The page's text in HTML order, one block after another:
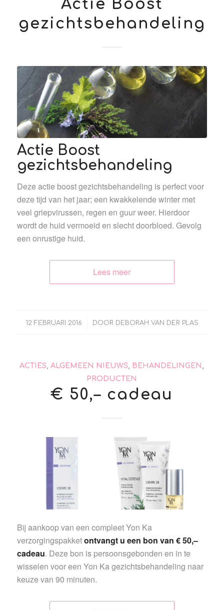
Actie Boost
gezichtsbehandeling
Actie Boost
gezichtsbehandeling
Deze actie boost gezichtsbehandeling is perfect voor
deze tijd van het jaar; een kwakkelende winter met
veel griepvirussen, regen en guur weer. Hierdoor
wordt de huid vermoeid en slecht doorbloed. Gevolg
een onrustige huid.
Lees meer
12 FEBRUARI 2016
/ DOOR DEBORAH VAN DER PLAS
ACTIES ,ALGEMEEN NIEUWS BEHANDELINGEN
PRODUCTEN
€ 50,– cadeau
Bij aankoop van een compleet Yon Ka
verzorgingspakketontvangt u een bon van € 50,–
cadeau. Deze bon is persoonsgebonden en in te
wisselen voor een Yon Ka gezichtsbehandeling naar
keuze van 90 minuten.